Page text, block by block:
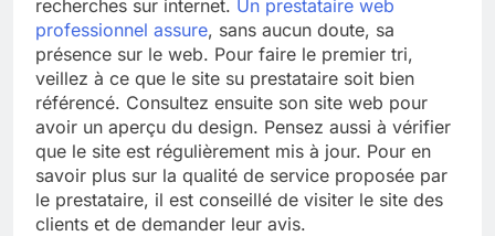
recherches sur internet. Un prestataire web
professionnel assure, sans aucun doute, sa
présence sur le web. Pour faire le premier tri,
veillez à ce que le site su prestataire soit bien
référencé. Consultez ensuite son site web pour
avoir un aperçu du design. Pensez aussi à vérifier
que le site est régulièrement mis à jour. Pour en
savoir plus sur la qualité de service proposée par
le prestataire, il est conseillé de visiter le site des
clients et de demander leur avis.